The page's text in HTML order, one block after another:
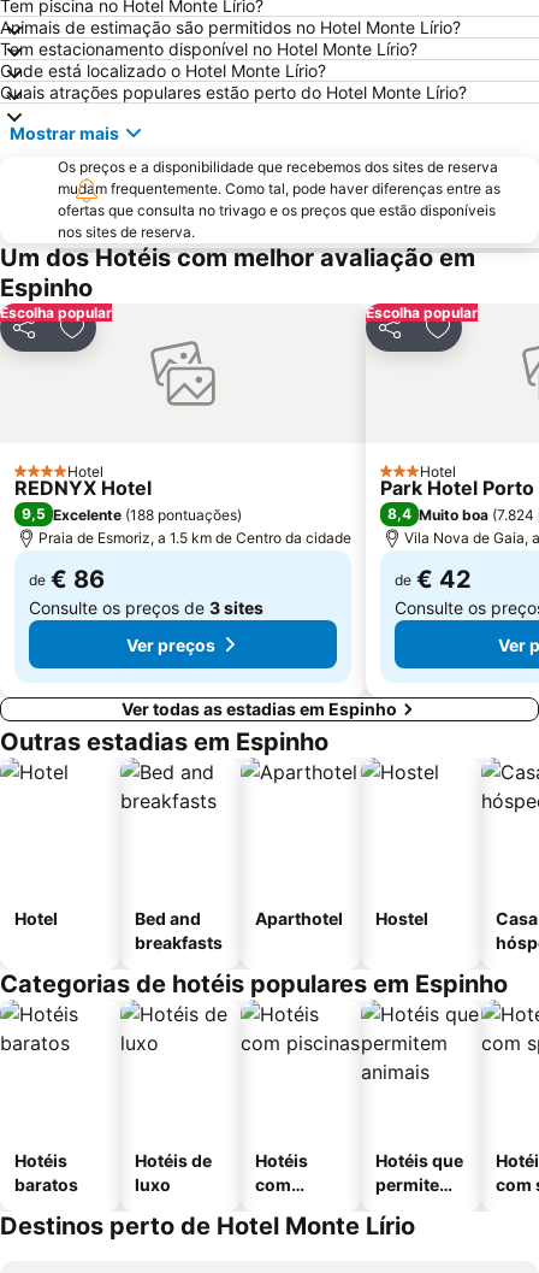
Centro Histórico do Porto
Casa da Música
Parque & Zoo Santo Inácio
Estação São Bento
Aver-o-Mar Beach
Europarque
Matosinhos Beach
Parque da Cidade
Hotel Solverde Beach
Ria de Aveiro
Paróquia Sagrada Família da Praia da Barra
Ponte Dom Luís I
da Póvoa de Varzim
da Madalena
Mercado do Bolhão
Aldeia Rural Preservada de Quintandona
Palacio do Freixo
Mindelo Beach
Praia da Cortegaça
Azurara Beach
Trindade
Praia de Vila do Conde
Porto de Leixões
Sea Life Porto
Tem piscina no Hotel Monte Lírio?
Animais de estimação são permitidos no Hotel Monte Lírio?
Tem estacionamento disponível no Hotel Monte Lírio?
Onde está localizado o Hotel Monte Lírio?
Quais atrações populares estão perto do Hotel Monte Lírio?
Mostrar mais
Os preços e a disponibilidade que recebemos dos sites de reserva
mudam frequentemente. Como tal, pode haver diferenças entre as
ofertas que consulta no trivago e os preços que estão disponíveis
nos sites de reserva.
Um dos Hotéis com melhor avaliação em
Espinho
Escolha popular
PartilharAdicionar aos favoritos
4 Estrelas
Hotel
REDNYX Hotel
9,5 Excelente (188 pontuações)
Praia de Esmoriz, a 1.5 km de Centro da cidade
de € 86
Consulte os preços de 3 sites
Ver preços
Escolha popular
PartilharAdicionar
3 Estrelas
Hotel
Park Hotel Porto
8,4 Muito boa (7.824
Vila Nova de Gaia,
de € 42
Consulte os
Ver
Ver todas as estadias em Espinho
Outras estadias em Espinho
Hotel
Bed and
breakfasts
Aparthotel Hostel
Categorias de hotéis populares em Espinho
Hotéis
baratos
Hotéis de
luxo
Hotéis
com
Hotéis que
permitem
com
Destinos perto de Hotel Monte Lírio